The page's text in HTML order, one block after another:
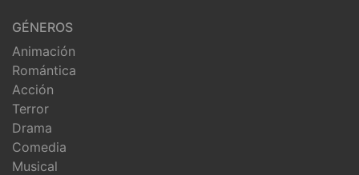
GÉNEROS
Animación
Romántica
Acción
Terror
Drama
Comedia
Musical